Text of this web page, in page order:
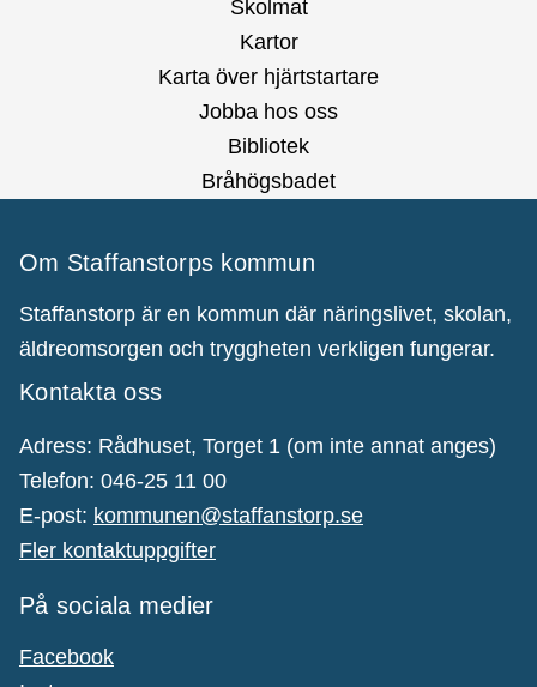
Skolmat
Kartor
Karta över hjärtstartare
Jobba hos oss
Bibliotek
Bråhögsbadet
Om Staffanstorps kommun
Staffanstorp är en kommun där näringslivet, skolan,
äldreomsorgen och tryggheten verkligen fungerar.
Kontakta oss
Adress: Rådhuset, Torget 1 (om inte annat anges)
Telefon: 046-25 11 00
E-post: kommunen@staffanstorp.se
Fler kontaktuppgifter
På sociala medier
Facebook